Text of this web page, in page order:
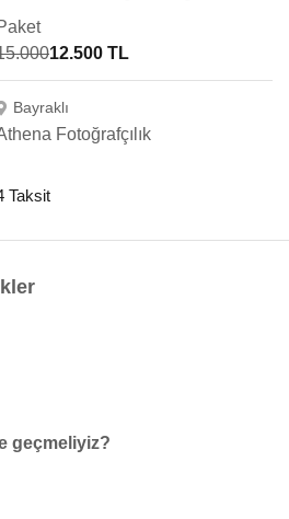
12.500 TL
Bayraklı
Fotoğrafçılık
Taksit
geçmeliyiz?